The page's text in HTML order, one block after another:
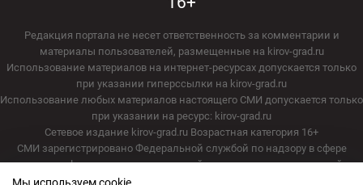
Редакция портала не несет ответственность за комментарии и
материалы пользователей, размещенные на kirov-grad.ru
Использование материалов на интернет-ресурсах допускается только
при указании гиперссылки на kirov-grad.ru
Использование любых материалов настоящего СМИ допускается только
при указании на ресурс: kirov-grad.ru
Сетевое издание kirov-grad.ru Возрастная категория 16+
СМИ зарегистрировано Федеральной службой по надзору в сфере
связи, информационных технологий и массовых коммуникаций
20.07.2018. Регистрационный номер ЭЛ № ФС 77 — 73263.